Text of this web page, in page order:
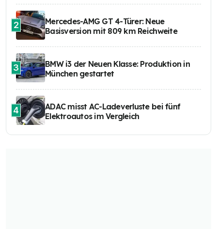
2
Mercedes-AMG GT 4-Türer: Neue
Basisversion mit 809 km Reichweite
3
BMW i3 der Neuen Klasse: Produktion in
München gestartet
4
ADAC misst AC-Ladeverluste bei fünf
Elektroautos im Vergleich